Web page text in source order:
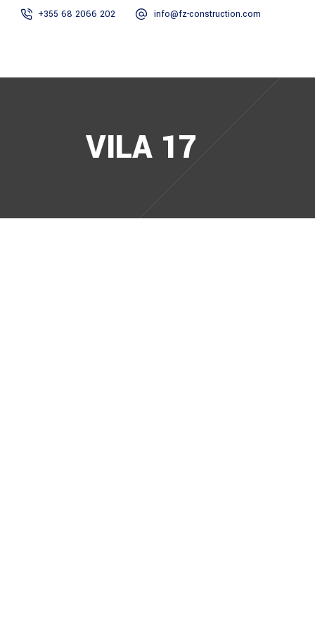
+355 68 2066 202 info@fz-construction.com
VILA 17